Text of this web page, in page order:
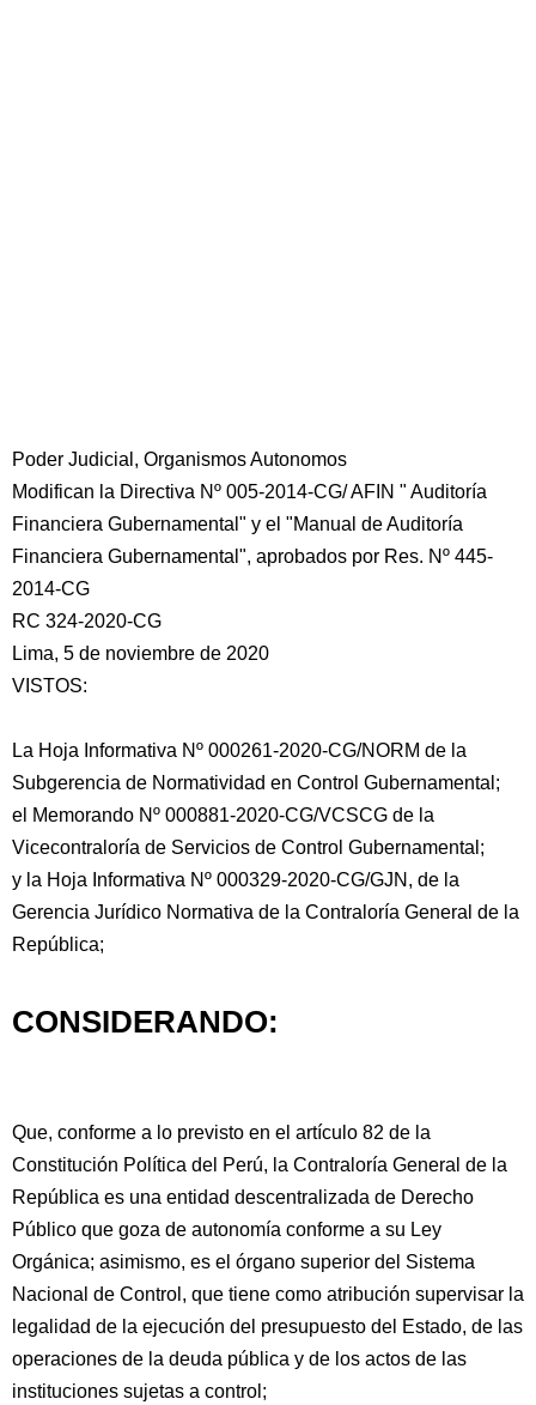
Poder Judicial, Organismos Autonomos
Modifican la Directiva Nº 005-2014-CG/ AFIN " Auditoría
Financiera Gubernamental" y el "Manual de Auditoría
Financiera Gubernamental", aprobados por Res. Nº 445-
2014-CG
RC 324-2020-CG
Lima, 5 de noviembre de 2020
VISTOS:
La Hoja Informativa Nº 000261-2020-CG/NORM de la
Subgerencia de Normatividad en Control Gubernamental;
el Memorando Nº 000881-2020-CG/VCSCG de la
Vicecontraloría de Servicios de Control Gubernamental;
y la Hoja Informativa Nº 000329-2020-CG/GJN, de la
Gerencia Jurídico Normativa de la Contraloría General de la
República;
CONSIDERANDO:
Que, conforme a lo previsto en el artículo 82 de la
Constitución Política del Perú, la Contraloría General de la
República es una entidad descentralizada de Derecho
Público que goza de autonomía conforme a su Ley
Orgánica; asimismo, es el órgano superior del Sistema
Nacional de Control, que tiene como atribución supervisar la
legalidad de la ejecución del presupuesto del Estado, de las
operaciones de la deuda pública y de los actos de las
instituciones sujetas a control;